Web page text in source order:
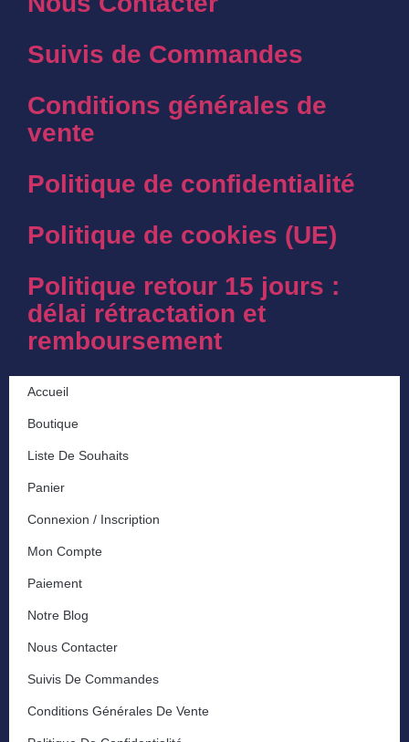
Suivis de Commandes
Conditions générales de
vente
Politique de confidentialité
Politique de cookies (UE)
Politique retour 15 jours :
délai rétractation et
remboursement
Accueil
Boutique
Liste De Souhaits
Panier
Connexion / Inscription
Mon Compte
Paiement
Notre Blog
Nous Contacter
Suivis De Commandes
Conditions Générales De Vente